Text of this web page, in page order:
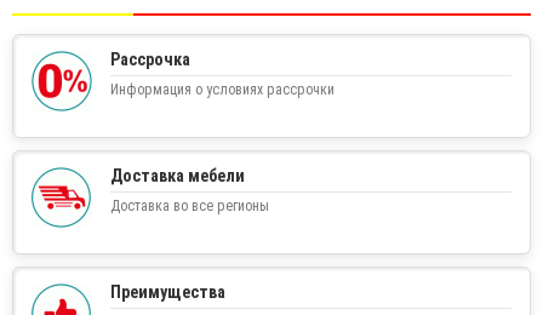
Рассрочка
Информация о условиях рассрочки
Доставка мебели
Доставка во все регионы
Преимущества